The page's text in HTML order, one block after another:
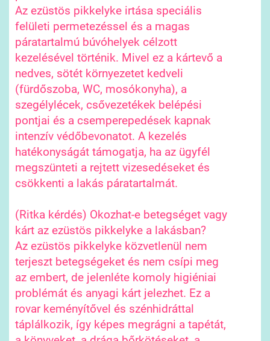
Az ezüstös pikkelyke irtása speciális
felületi permetezéssel és a magas
páratartalmú búvóhelyek célzott
kezelésével történik. Mivel ez a kártevő a
nedves, sötét környezetet kedveli
(fürdőszoba, WC, mosókonyha), a
szegélylécek, csővezetékek belépési
pontjai és a csemperepedések kapnak
intenzív védőbevonatot. A kezelés
hatékonyságát támogatja, ha az ügyfél
megszünteti a rejtett vizesedéseket és
csökkenti a lakás páratartalmát.
(Ritka kérdés) Okozhat-e betegséget vagy
kárt az ezüstös pikkelyke a lakásban?
Az ezüstös pikkelyke közvetlenül nem
terjeszt betegségeket és nem csípi meg
az embert, de jelenléte komoly higiéniai
problémát és anyagi kárt jelezhet. Ez a
rovar keményítővel és szénhidráttal
táplálkozik, így képes megrágni a tapétát,